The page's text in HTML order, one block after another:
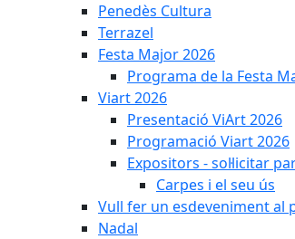
Penedès Cultura
Terrazel
Festa Major 2026
Programa de la Festa
Viart 2026
Presentació ViArt 2026
Programació Viart 2026
Expositors - sol·licitar
Carpes i el seu ús
Vull fer un esdeveniment al
Nadal